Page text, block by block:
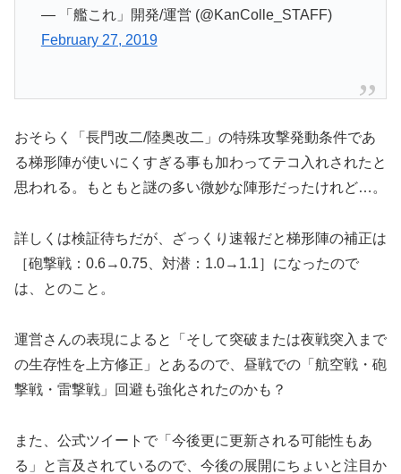
— 「艦これ」開発/運営 (@KanColle_STAFF)
February 27, 2019
おそらく「長門改二/陸奥改二」の特殊攻撃発動条件であ
る梯形陣が使いにくすぎる事も加わってテコ入れされたと
思われる。もともと謎の多い微妙な陣形だったけれど…。
詳しくは検証待ちだが、ざっくり速報だと梯形陣の補正は
［砲撃戦：0.6→0.75、対潜：1.0→1.1］になったので
は、とのこと。
運営さんの表現によると「そして突破または夜戦突入まで
の生存性を上方修正」とあるので、昼戦での「航空戦・砲
撃戦・雷撃戦」回避も強化されたのかも？
また、公式ツイートで「今後更に更新される可能性もあ
る」と言及されているので、今後の展開にちょいと注目か